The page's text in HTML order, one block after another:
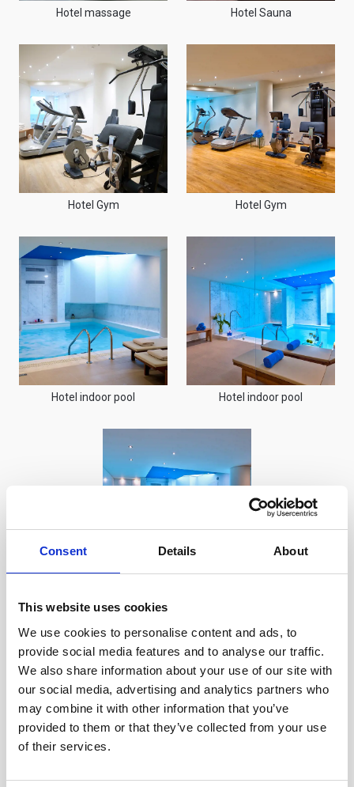
Consent Details About
This website uses cookies
We use cookies to personalise content and ads, to
provide social media features and to analyse our traffic.
We also share information about your use of our site with
our social media, advertising and analytics partners who
may combine it with other information that you’ve
provided to them or that they’ve collected from your use
of their services.
Hotel massage Hotel Sauna
Hotel Gym Hotel Gym
Hotel indoor pool Hotel indoor pool
ПРЕДПРОСМОТР
ДАЛЕЕ